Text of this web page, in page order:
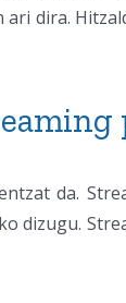
dira.
da.
dizugu.